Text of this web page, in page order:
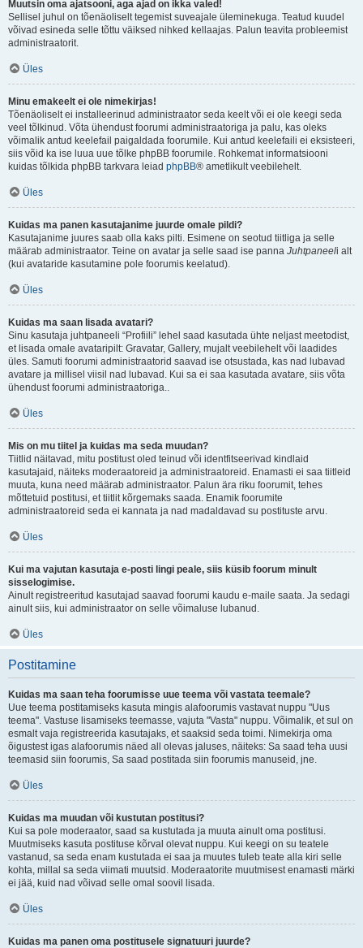
Muutsin oma ajatsooni, aga ajad on ikka valed!
Sellisel juhul on tõenäoliselt tegemist suveajale üleminekuga. Teatud kuudel
võivad esineda selle tõttu väiksed nihked kellaajas. Palun teavita probleemist
administraatorit.
Üles
Minu emakeelt ei ole nimekirjas!
Tõenäoliselt ei installeerinud administraator seda keelt või ei ole keegi seda
veel tõlkinud. Võta ühendust foorumi administraatoriga ja palu, kas oleks
võimalik antud keelefail paigaldada foorumile. Kui antud keelefaili ei eksisteeri,
siis võid ka ise luua uue tõlke phpBB foorumile. Rohkemat informatsiooni
kuidas tõlkida phpBB tarkvara leiad phpBB® ametlikult veebilehelt.
Üles
Kuidas ma panen kasutajanime juurde omale pildi?
Kasutajanime juures saab olla kaks pilti. Esimene on seotud tiitliga ja selle
määrab administraator. Teine on avatar ja selle saad ise panna Juhtpaneeli alt
(kui avataride kasutamine pole foorumis keelatud).
Üles
Kuidas ma saan lisada avatari?
Sinu kasutaja juhtpaneeli “Profiili” lehel saad kasutada ühte neljast meetodist,
et lisada omale avataripilt: Gravatar, Gallery, mujalt veebilehelt või laadides
üles. Samuti foorumi administraatorid saavad ise otsustada, kas nad lubavad
avatare ja millisel viisil nad lubavad. Kui sa ei saa kasutada avatare, siis võta
ühendust foorumi administraatoriga..
Üles
Mis on mu tiitel ja kuidas ma seda muudan?
Tiitlid näitavad, mitu postitust oled teinud või identfitseerivad kindlaid
kasutajaid, näiteks moderaatoreid ja administraatoreid. Enamasti ei saa tiitleid
muuta, kuna need määrab administraator. Palun ära riku foorumit, tehes
mõttetuid postitusi, et tiitlit kõrgemaks saada. Enamik foorumite
administraatoreid seda ei kannata ja nad madaldavad su postituste arvu.
Üles
Kui ma vajutan kasutaja e-posti lingi peale, siis küsib foorum minult
sisselogimise.
Ainult registreeritud kasutajad saavad foorumi kaudu e-maile saata. Ja sedagi
ainult siis, kui administraator on selle võimaluse lubanud.
Üles
Postitamine
Kuidas ma saan teha foorumisse uue teema või vastata teemale?
Uue teema postitamiseks kasuta mingis alafoorumis vastavat nuppu "Uus
teema". Vastuse lisamiseks teemasse, vajuta "Vasta" nuppu. Võimalik, et sul on
esmalt vaja registreerida kasutajaks, et saaksid seda toimi. Nimekirja oma
õigustest igas alafoorumis näed all olevas jaluses, näiteks: Sa saad teha uusi
teemasid siin foorumis, Sa saad postitada siin foorumis manuseid, jne.
Üles
Kuidas ma muudan või kustutan postitusi?
Kui sa pole moderaator, saad sa kustutada ja muuta ainult oma postitusi.
Muutmiseks kasuta postituse kõrval olevat nuppu. Kui keegi on su teatele
vastanud, sa seda enam kustutada ei saa ja muutes tuleb teate alla kiri selle
kohta, millal sa seda viimati muutsid. Moderaatorite muutmisest enamasti märki
ei jää, kuid nad võivad selle omal soovil lisada.
Üles
Kuidas ma panen oma postitusele signatuuri juurde?